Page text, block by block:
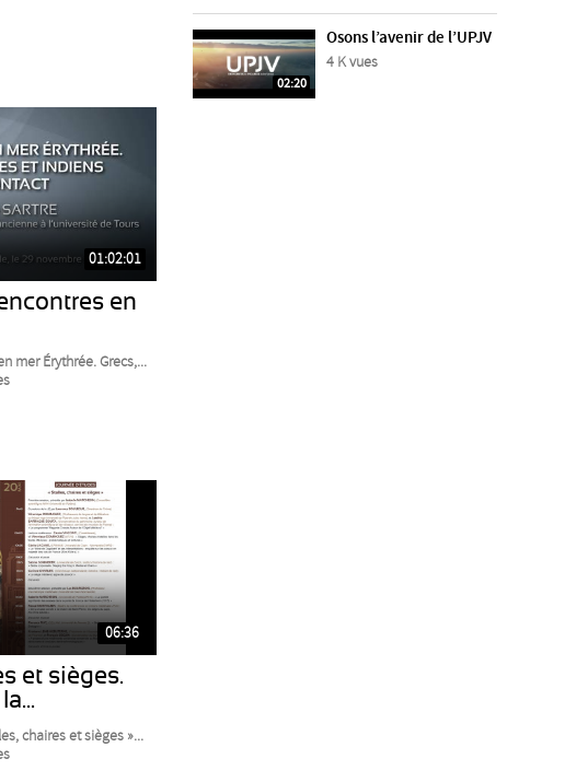
01:02:01
en
mer Érythrée. Grecs,...
06:36
et sièges.
chaires et sièges »...
02:20
Osons l’avenir de l’UPJV
4 K vues